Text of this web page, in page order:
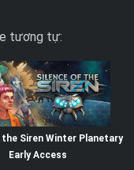
tương tự:
Siren Winter Planetary
Early Access